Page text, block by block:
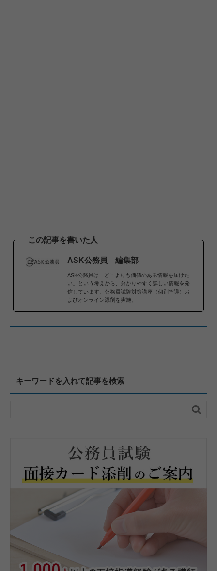
この記事を書いた人
ASK公務員 編集部
ASK公務員は「どこよりも価値のある情報を届けた
い」という考えから、分かりやすく詳しい情報を発
信しています。公務員試験対策講座（個別指導）お
よびオンライン添削を実施。
キーワードを入れて記事を検索
